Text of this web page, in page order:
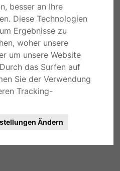
besser an Ihre
Diese Technologien
Ergebnisse zu
woher unsere
um unsere Website
das Surfen auf
Sie der Verwendung
Tracking-
Ändern